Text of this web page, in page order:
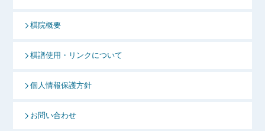
棋院概要
棋譜使用・リンクについて
個人情報保護方針
お問い合わせ